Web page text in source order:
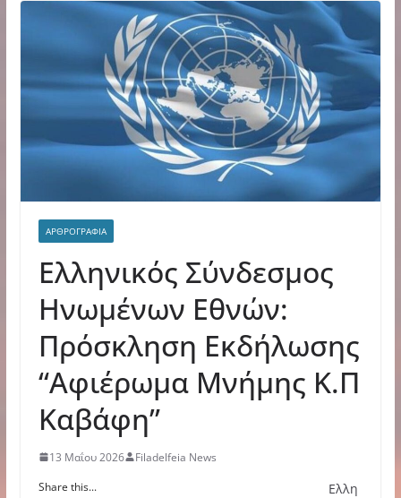
ΑΡΘΡΟΓΡΑΦΙΑ
Ελληνικός Σύνδεσμος
Ηνωμένων Εθνών:
Πρόσκληση Εκδήλωσης
“Αφιέρωμα Μνήμης Κ.Π
Καβάφη”
13 Μαΐου 2026
Filadelfeia News
Share this...
Ελλη